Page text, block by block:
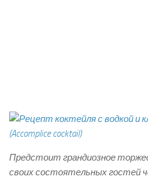
Предстоит грандиозное
своих состоятельных гостей